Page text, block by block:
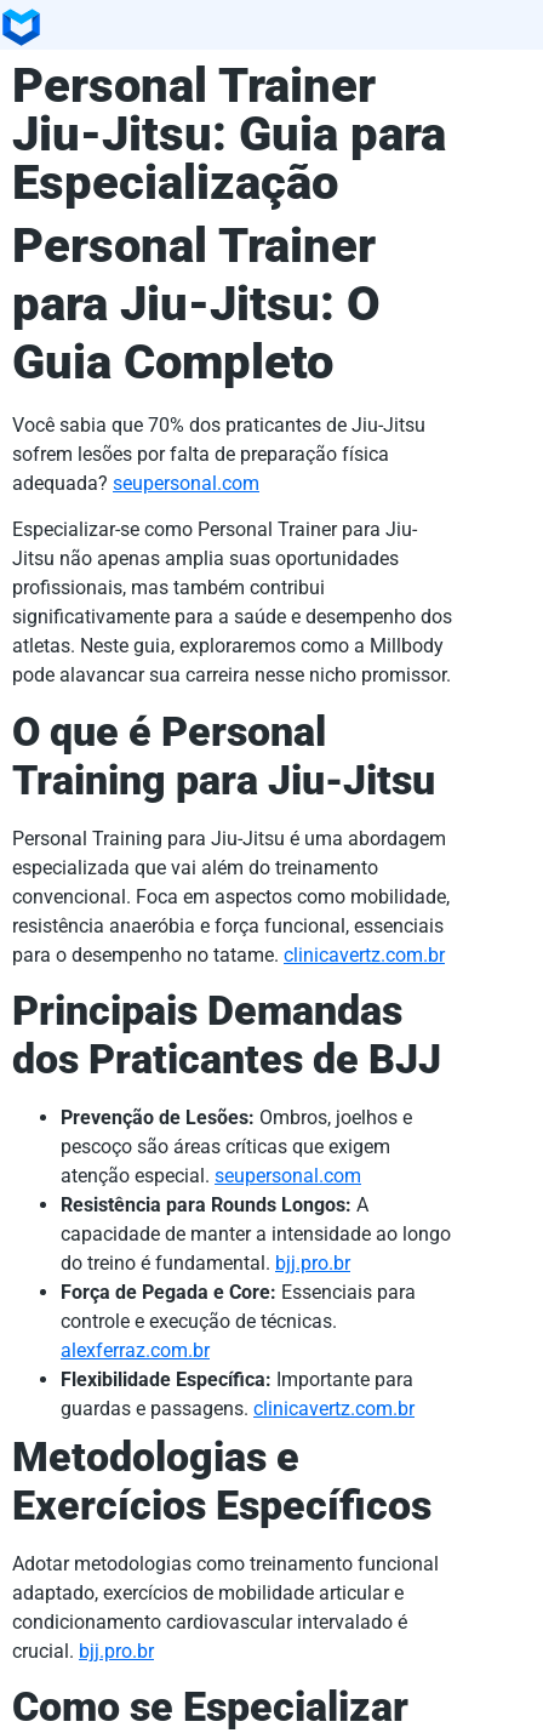
Personal Trainer
Jiu-Jitsu: Guia para
Especialização
Personal Trainer
para Jiu-Jitsu: O
Guia Completo
Você sabia que 70% dos praticantes de Jiu-Jitsu
sofrem lesões por falta de preparação física
adequada? seupersonal.com
Especializar-se como Personal Trainer para Jiu-
Jitsu não apenas amplia suas oportunidades
profissionais, mas também contribui
significativamente para a saúde e desempenho dos
atletas. Neste guia, exploraremos como a Millbody
pode alavancar sua carreira nesse nicho promissor.
O que é Personal
Training para Jiu-Jitsu
Personal Training para Jiu-Jitsu é uma abordagem
especializada que vai além do treinamento
convencional. Foca em aspectos como mobilidade,
resistência anaeróbia e força funcional, essenciais
para o desempenho no tatame. clinicavertz.com.br
Principais Demandas
dos Praticantes de BJJ
Prevenção de Lesões: Ombros, joelhos e
pescoço são áreas críticas que exigem
atenção especial. seupersonal.com
Resistência para Rounds Longos: A
capacidade de manter a intensidade ao longo
do treino é fundamental. bjj.pro.br
Força de Pegada e Core: Essenciais para
controle e execução de técnicas.
alexferraz.com.br
Flexibilidade Específica: Importante para
guardas e passagens. clinicavertz.com.br
Metodologias e
Exercícios Específicos
Adotar metodologias como treinamento funcional
adaptado, exercícios de mobilidade articular e
condicionamento cardiovascular intervalado é
crucial. bjj.pro.br
Como se Especializar